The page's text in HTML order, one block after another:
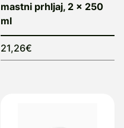
mastni prhljaj, 2 x 250
ml
21,26€